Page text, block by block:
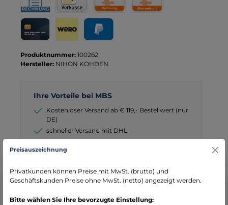
Rechnung
Rechnung für Behörden
Vorkasse
Produktnummer: 100262
Hersteller: NIHON KOHDEN
Ihre Vorteile bei MBS
Kostenloser Versand ab € 119,- Bestellwert (nur
DE)
schneller Versand mit DHL
Bereich Notfallmedizin
Preisauszeichnung
Privatkunden können Preise mit MwSt. (brutto) und
Geschäftskunden Preise ohne MwSt. (netto) angezeigt werden.
Bitte wählen Sie Ihre bevorzugte Einstellung: